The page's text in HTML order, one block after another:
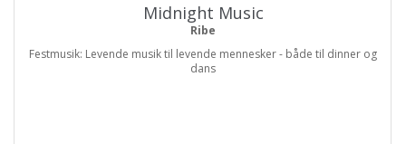
Midnight Music
Ribe
Festmusik: Levende musik til levende mennesker - både til dinner og
dans